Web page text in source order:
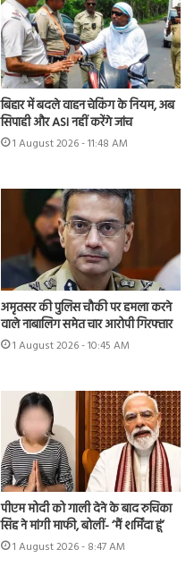
बिहार में बदले वाहन चेकिंग के नियम, अब
सिपाही और ASI नहीं करेंगे जांच
1 August 2026 - 11:48 AM
अमृतसर की पुलिस चौकी पर हमला करने
वाले नाबालिग समेत चार आरोपी गिरफ्तार
1 August 2026 - 10:45 AM
पीएम मोदी को गाली देने के बाद रुचिका
सिंह ने मांगी माफी, बोलीं- ‘मैं शर्मिंदा हूं’
1 August 2026 - 8:47 AM